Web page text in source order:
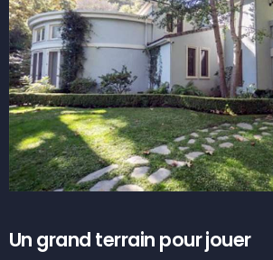
Un grand terrain pour jouer